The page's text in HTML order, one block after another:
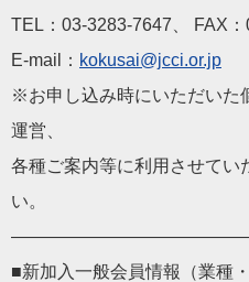
TEL：03-3283-7647、 FAX：
E-mail： kokusai@jcci.or.jp
※お申し込み時にいただいた
運営、
各種ご案内等に利用させてい
い。
■新加入一般会員情報（業種・